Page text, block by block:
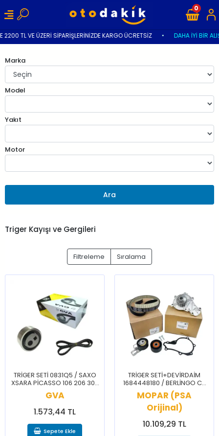
2200 TL VE ÜZERİ SİPARİŞLERİNİZDE KARGO ÜCRETSİZ DAHA İYİ BİR
0
Marka
Model
Yakıt
Motor
Ara
Triger Kayışı ve Gergileri
Filtreleme Sıralama
TRİGER SETİ 0831Q5 / SAXO
XSARA PİCASSO 106 206 306
1.6 8V
GVA
1.573,44 TL
Sepete Ekle
TRİGER SETİ+DEVİRDAİM
1684448180 / BERLİNGO C3
C4 CELYSEE JUMPY DS5 208
3008 301 5008 PARTNER
RİFTER
MOPAR (PSA
Orijinal)
10.109,29 TL